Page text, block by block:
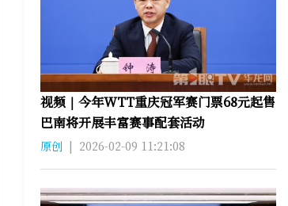
视频｜今年WTT重庆冠军赛门票68元起售
巴南将开展丰富赛事配套活动
原创 | 2026-02-09 11:21:08